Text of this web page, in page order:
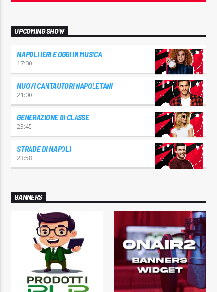
UPCOMING SHOW
NAPOLI IERI E OGGI IN MUSICA
17:00
NUOVI CANTAUTORI NAPOLETANI
21:00
GENERAZIONE DI CLASSE
23:45
STRADE DI NAPOLI
23:58
BANNERS